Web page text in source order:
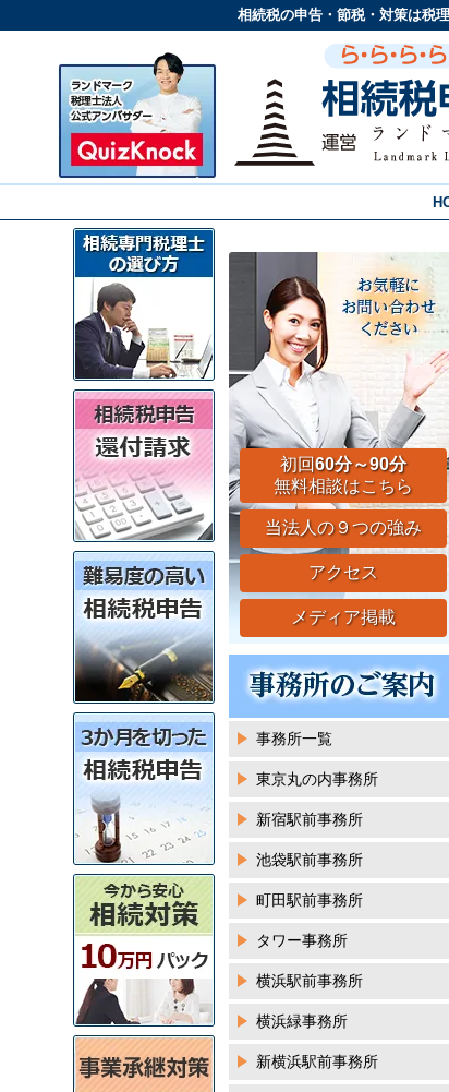
相続税の申告・節税・対策は税
初回60分～90分
無料相談はこちら
当法人の９つの強み
アクセス
メディア掲載
事務所一覧
東京丸の内事務所
新宿駅前事務所
池袋駅前事務所
町田駅前事務所
タワー事務所
横浜駅前事務所
横浜緑事務所
新横浜駅前事務所